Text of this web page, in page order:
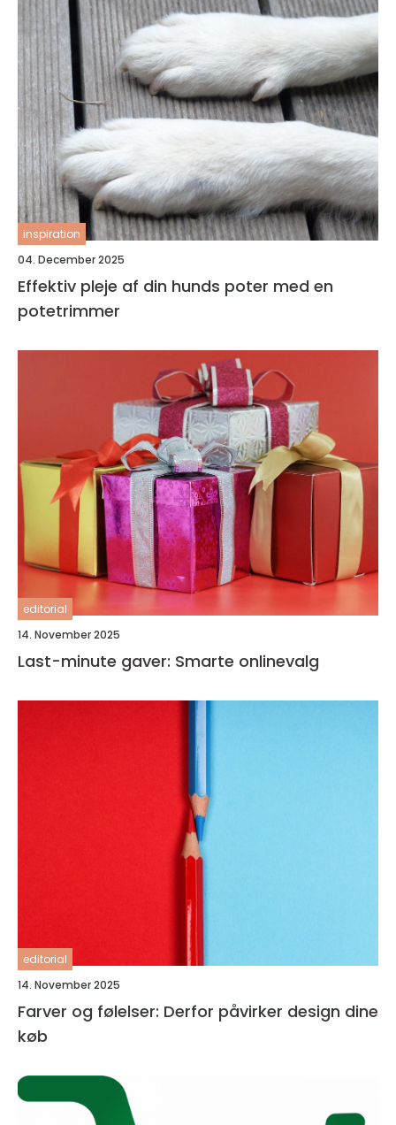
inspiration
04. December 2025
Effektiv pleje af din hunds poter med en
potetrimmer
editorial
14. November 2025
Last-minute gaver: Smarte onlinevalg
editorial
14. November 2025
Farver og følelser: Derfor påvirker design dine
køb